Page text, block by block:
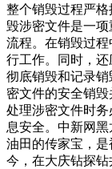
整个销毁过程严
毁涉密文件是一
流程。在销毁过
行工作。同时，
彻底销毁和记录
密文件的安全销
处理涉密文件时
息安全。中新网
油田的传家宝，
今，在大庆钻探